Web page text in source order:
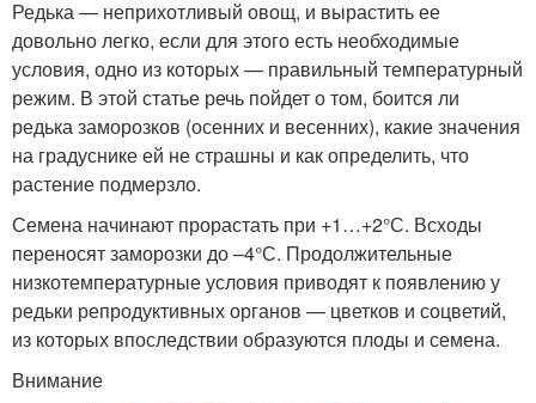
Редька — неприхотливый овощ, и вырастить ее
довольно легко, если для этого есть необходимые
условия, одно из которых — правильный температурный
режим. В этой статье речь пойдет о том, боится ли
редька заморозков (осенних и весенних), какие значения
на градуснике ей не страшны и как определить, что
растение подмерзло.
Семена начинают прорастать при +1…+2°С. Всходы
переносят заморозки до –4°С. Продолжительные
низкотемпературные условия приводят к появлению у
редьки репродуктивных органов — цветков и соцветий,
из которых впоследствии образуются плоды и семена.
Внимание